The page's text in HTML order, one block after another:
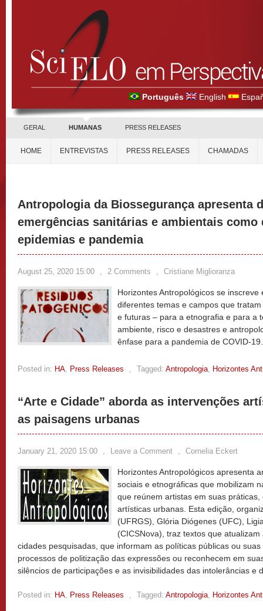
Português English
GERAL HUMANAS PRESS RELEASES
HOME ENTREVISTAS PRESS RELEASES CHAMADAS
Antropologia da Biossegurança apresenta
emergências sanitárias e ambientais como
epidemias e pandemia
August 25, 2020 15:00 , 2 Comments , Cristiane Miglioranza
Horizontes Antropológicos se
diferentes temas e campos que
e futuras – para a etnografia e para a
ambiente, risco e desastres e
ênfase para a pandemia de COVID-
Posted in: HA, Press Releases , Tagged: Antropologia, Horizontes
“Arte e Cidade” aborda as intervenções
as paisagens urbanas
January 21, 2020 15:00 , Leave a Comment , Cornelia Eckert
Horizontes Antropológicos apresenta
sociais e etnográficas que mobilizam
que reúnem artistas em suas
artísticas urbanas. Esta edição,
(UFRGS), Glória Diógenes (UFC),
(CICSNova), traz textos que
cidades pesquisadas, que informam as políticas públicas ou
processos de politização das expressões ou reconhecem em
silêncios de participações e as invisibilidades das intolerâncias e
Posted in: HA, Press Releases , Tagged: Antropologia, Horizontes